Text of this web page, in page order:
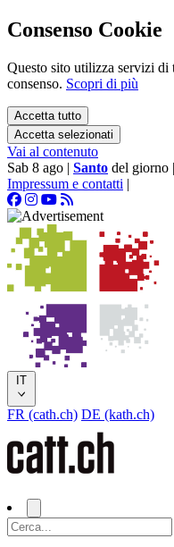
Consenso Cookie
Questo sito utilizza servizi
consenso. Scopri di più
Accetta tutto
Accetta selezionati
Vai al contenuto
Sab 8 ago | Santo del giorno |
Impressum e contatti |
IT
FR (cath.ch) DE (kath.ch)